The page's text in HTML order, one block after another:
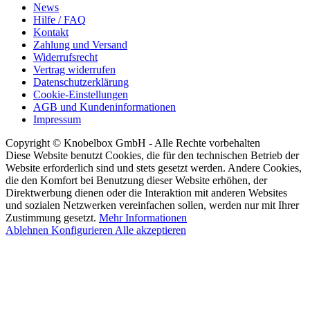
News
Hilfe / FAQ
Kontakt
Zahlung und Versand
Widerrufsrecht
Vertrag widerrufen
Datenschutzerklärung
Cookie-Einstellungen
AGB und Kundeninformationen
Impressum
Copyright © Knobelbox GmbH - Alle Rechte vorbehalten
Diese Website benutzt Cookies, die für den technischen Betrieb der
Website erforderlich sind und stets gesetzt werden. Andere Cookies,
die den Komfort bei Benutzung dieser Website erhöhen, der
Direktwerbung dienen oder die Interaktion mit anderen Websites
und sozialen Netzwerken vereinfachen sollen, werden nur mit Ihrer
Zustimmung gesetzt. Mehr Informationen
Ablehnen Konfigurieren Alle akzeptieren